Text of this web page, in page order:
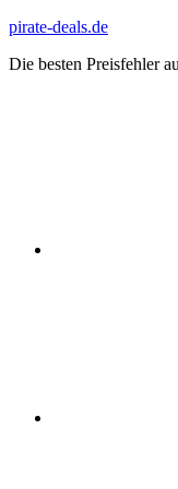
Zum
springen
pirate-deals.de
Die besten Preisfehler